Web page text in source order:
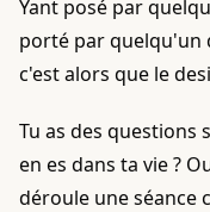
Yant posé par
porté par quelqu'un
c'est alors que le
Tu as des questions
en es dans ta vie ?
déroule une séance